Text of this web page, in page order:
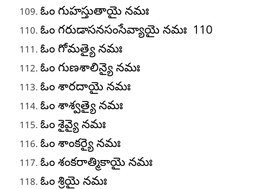
ఓం గుహస్తుతాయై నమః
ఓం గరుడాసనసంసేవ్యాయై నమః 110
ఓం గోమత్యై నమః
ఓం గుణశాలిన్యై నమః
ఓం శారదాయై నమః
ఓం శాశ్వత్యై నమః
ఓం శైవ్యై నమః
ఓం శాంకర్యై నమః
ఓం శంకరాత్మికాయై నమః
ఓం శ్రియై నమః